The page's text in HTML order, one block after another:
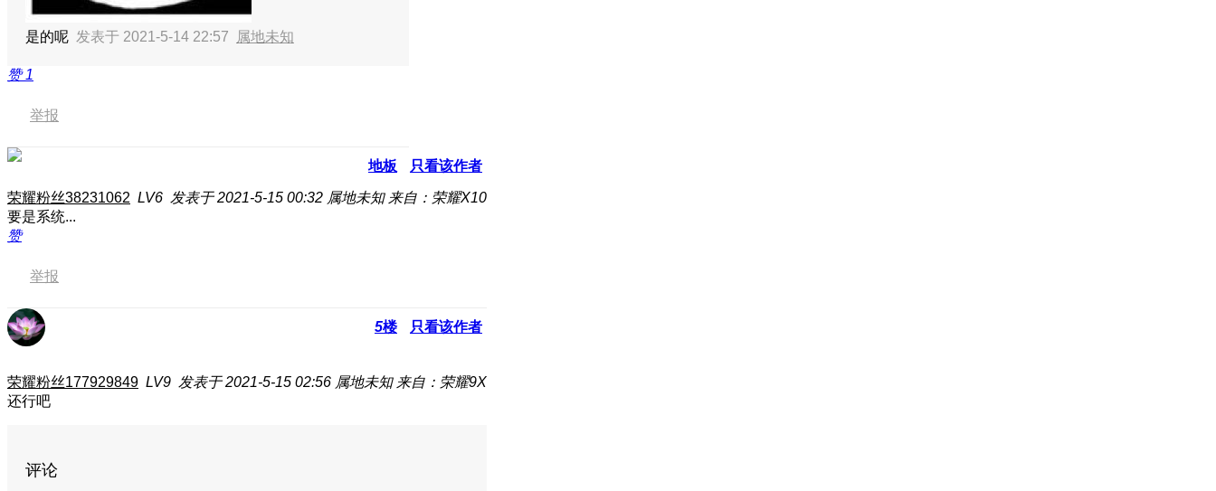
是的呢 发表于 2021-5-14 22:57 属地未知
赞1
举报
地板 只看该作者
荣耀粉丝38231062 LV6 发表于 2021-5-15 00:32 属地未知 来自：荣耀X10
要是系统...
赞
举报
5楼 只看该作者
荣耀粉丝177929849 LV9 发表于 2021-5-15 02:56 属地未知 来自：荣耀9X
还行吧
评论